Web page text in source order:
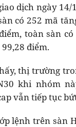
dịch ngày 14/
có 252 mã
toàn sàn
điểm.
thị trường
khi nhóm
vẫn tiếp tục
lệnh trên sàn